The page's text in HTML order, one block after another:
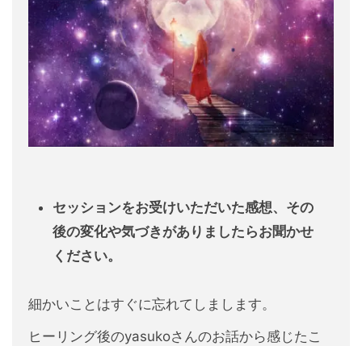
セッションをお受けいただいた感想、その
後の変化や気づきがありましたらお聞かせ
ください。
細かいことはすぐに忘れてしまします。
ヒーリング後のyasukoさんのお話から感じたこ